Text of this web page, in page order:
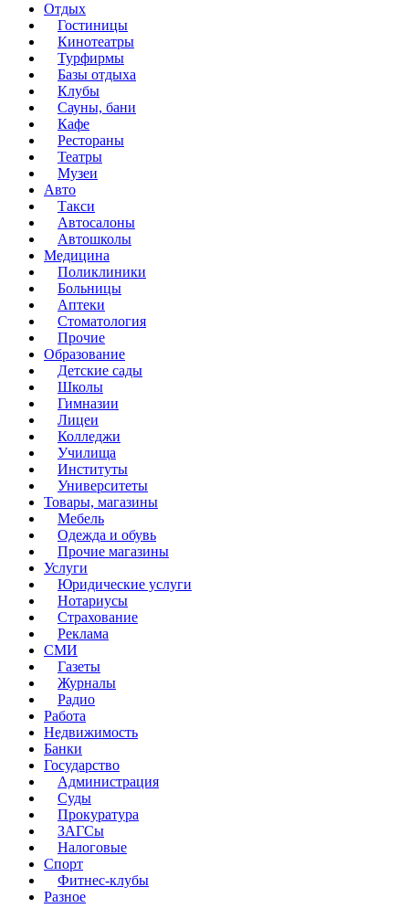
Отдых
Гостиницы
Кинотеатры
Турфирмы
Базы отдыха
Клубы
Сауны, бани
Кафе
Рестораны
Театры
Музеи
Авто
Такси
Автосалоны
Автошколы
Медицина
Поликлиники
Больницы
Аптеки
Стоматология
Прочие
Образование
Детские сады
Школы
Гимназии
Лицеи
Колледжи
Училища
Институты
Университеты
Товары, магазины
Мебель
Одежда и обувь
Прочие магазины
Услуги
Юридические услуги
Нотариусы
Страхование
Реклама
СМИ
Газеты
Журналы
Радио
Работа
Недвижимость
Банки
Государство
Администрация
Суды
Прокуратура
ЗАГСы
Налоговые
Спорт
Фитнес-клубы
Разное